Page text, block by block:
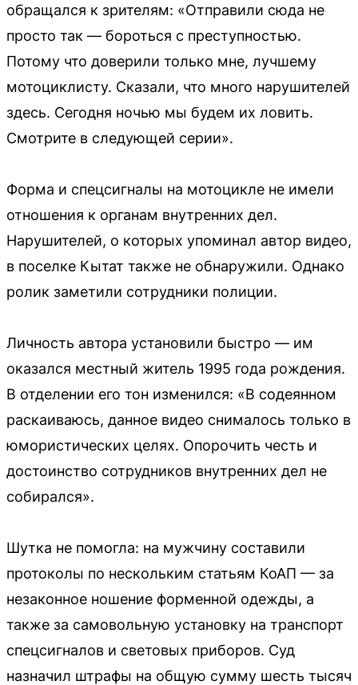
обращался к зрителям: «Отправили сюда не
просто так — бороться с преступностью.
Потому что доверили только мне, лучшему
мотоциклисту. Сказали, что много нарушителей
здесь. Сегодня ночью мы будем их ловить.
Смотрите в следующей серии».
Форма и спецсигналы на мотоцикле не имели
отношения к органам внутренних дел.
Нарушителей, о которых упоминал автор видео,
в поселке Кытат также не обнаружили. Однако
ролик заметили сотрудники полиции.
Личность автора установили быстро — им
оказался местный житель 1995 года рождения.
В отделении его тон изменился: «В содеянном
раскаиваюсь, данное видео снималось только в
юмористических целях. Опорочить честь и
достоинство сотрудников внутренних дел не
собирался».
Шутка не помогла: на мужчину составили
протоколы по нескольким статьям КоАП — за
незаконное ношение форменной одежды, а
также за самовольную установку на транспорт
спецсигналов и световых приборов. Суд
назначил штрафы на общую сумму шесть тысяч